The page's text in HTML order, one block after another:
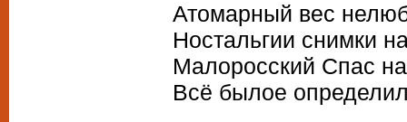
Атомарный вес
Ностальгии снимки
Малоросский Спас
Всё былое